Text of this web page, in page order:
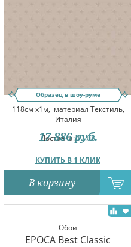
Образец в шоу-руме
118см x1м, материал Текстиль,
Италия
Доставка:12.08
КУПИТЬ В 1 КЛИК
17 886 руб.
В корзину
Обои
EPOCA Best Classic